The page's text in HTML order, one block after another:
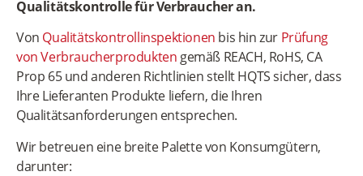
Qualitätskontrolle für Verbraucher an.
Von Qualitätskontrollinspektionen bis hin zur Prüfung
von Verbraucherprodukten gemäß REACH, RoHS, CA
Prop 65 und anderen Richtlinien stellt HQTS sicher, dass
Ihre Lieferanten Produkte liefern, die Ihren
Qualitätsanforderungen entsprechen.
Wir betreuen eine breite Palette von Konsumgütern,
darunter: